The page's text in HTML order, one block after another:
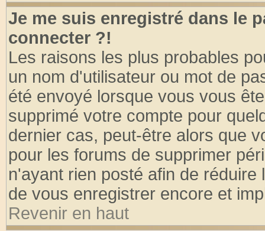
Je me suis enregistré dans le
connecter ?!
Les raisons les plus probables
un nom d'utilisateur ou mot de
été envoyé lorsque vous vous
supprimé votre compte pour
dernier cas, peut-être alors que
pour les forums de supprimer
n'ayant rien posté afin de
de vous enregistrer encore et
Revenir en haut